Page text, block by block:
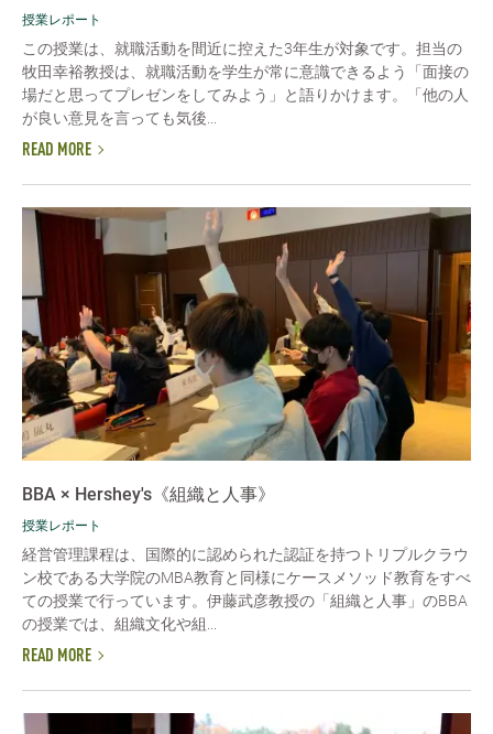
授業レポート
この授業は、就職活動を間近に控えた3年生が対象です。担当の
牧田幸裕教授は、就職活動を学生が常に意識できるよう「面接の
場だと思ってプレゼンをしてみよう」と語りかけます。「他の人
が良い意見を言っても気後...
READ MORE
BBA × Hershey's《組織と人事》
授業レポート
経営管理課程は、国際的に認められた認証を持つトリプルクラウ
ン校である大学院のMBA教育と同様にケースメソッド教育をすべ
ての授業で行っています。伊藤武彦教授の「組織と人事」のBBA
の授業では、組織文化や組...
READ MORE